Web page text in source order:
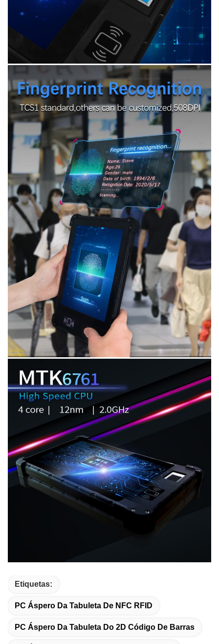
Etiquetas:
PC Áspero Da Tabuleta De NFC RFID
PC Áspero Da Tabuleta Do 2D Código De Barras